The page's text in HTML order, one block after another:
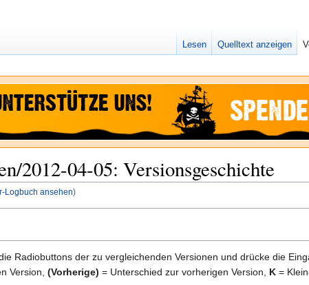
2012-04-05: Versionsgeschichte
Logbuch ansehen)
Radiobuttons der zu vergleichenden Versionen und drücke die
Version, (Vorherige) = Unterschied zur vorherigen Version, K =
Lesen Quelltext anzeigen